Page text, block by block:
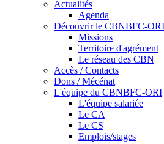
Actualités
Agenda
Découvrir le CBNBFC-ORI
Missions
Territoire d'agrément
Le réseau des CBN
Accès / Contacts
Dons / Mécénat
L'équipe du CBNBFC-ORI
L'équipe salariée
Le CA
Le CS
Emplois/stages